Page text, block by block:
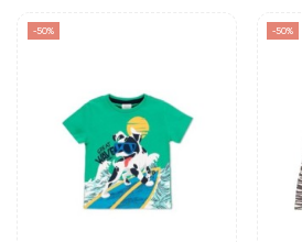
-50% -50%